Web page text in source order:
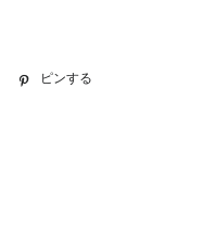
Twitter ピンする